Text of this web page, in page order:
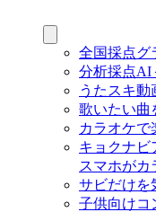
全国採点グ
分析採点AI
うたスキ動
歌いたい曲
カラオケで
キョクナビ
スマホがカ
サビだけを
子供向けコ